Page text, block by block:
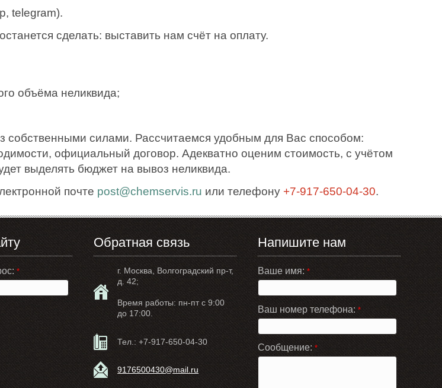
telegram).
сделать: выставить нам счёт на оплату.
объёма неликвида;
собственными силами. Рассчитаемся удобным для Вас способом:
официальный договор. Адекватно оценим стоимость, с учётом
выделять бюджет на вывоз неликвида.
почте post@chemservis.ru или телефону +7-917-650-04-30.
*
Обратная связь
г. Москва, Волгоградский пр-т,
д. 42;
Время работы: пн-пт с 9:00
до 17:00.
Тел.:+7-917-650-04-30
9176500430@mail.ru
Напишите нам
Ваше имя: *
Ваш номер телефона: *
Сообщение: *